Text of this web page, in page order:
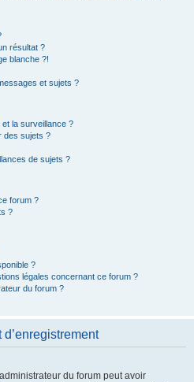
résultat ?
blanche ?!
et sujets ?
la surveillance ?
des sujets ?
de sujets ?
forum ?
?
?
légales concernant ce forum ?
du forum ?
du forum peut avoir